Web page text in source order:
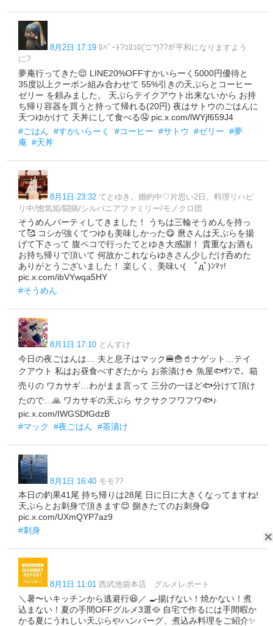
8月2日 17:19 ﾛﾊﾞｰﾄ‎?ｺﾛｺﾛ(´□`*)??が平和になりますよう
に?
夢庵行ってきた😌 LINE20%OFFすかいらーく5000円優待と
35度以上クーポン組み合わせて 55%引きの天ぷらとコーヒー
ゼリー を頼みました。 天ぷらテイクアウト出来ないから お持
ち帰り容器を買うと持って帰れる(20円) 夜はサトウのごはんに
天つゆかけて 天丼にして食べる🤤 pic.x.com/lWYjf659J4
#ごはん #すかいらーく #コーヒー #サトウ #ゼリー #夢
庵 #天丼
8月1日 23:32 てとゆき。婚約中♡片思い2日。料理リハビ
リ中/惚気垢/闘病/シルバニアファミリー/モノクロ団
そうめんパーティしてきました！ うちは三輪そうめんを持っ
て🥰 コシが強くてつゆも美味しかった😋 麿さんは天ぷらを揚
げて下さって 腹ペコで行ったてとゆき大感謝！ 貴重なお酒も
お持ち帰りで頂いて 何故かこれならゆきさん少しだけ呑めた
ありがとうございました！ 楽しく、美味い( ﾟдﾟ)ﾝﾏｯ!
pic.x.com/ibVYwqa5HY
#そうめん
8月1日 17:10 とんすけ
今日の夜ごはんは… 夫と息子はマック🍔🍟🥤ナゲット…テイ
クアウト 私はお昼食べすぎたから お茶漬け🍚 魚屋🐟ｻﾝで、箱
売りの ワカサギ…わがまま言って 三分の一ほど🐟分けて頂け
たので…🙏 ワカサギの天ぷら サクサクフワフワ🐟♪
pic.x.com/IWGSDfGdzB
#マック
#夜ごはん #茶漬け
8月1日 16:40 モモ??
本日の釣果41尾 持ち帰りは28尾 日に日に大きくなってますね!
天ぷらとお刺身で頂きます😊 捌きたてのお刺身😋
pic.x.com/UXmQYP7az9
#刺身
8月1日 11:01 西武池袋本店 グルメレポート
＼暑〜いキッチンから逃避行😆／ 🍳揚げない！焼かない！煮
込まない！夏の手間OFFグルメ3選🥘 自宅で作るには手間暇か
かる夏にうれしい天ぷらやハンバーグ、煮込み料理をご紹介✨